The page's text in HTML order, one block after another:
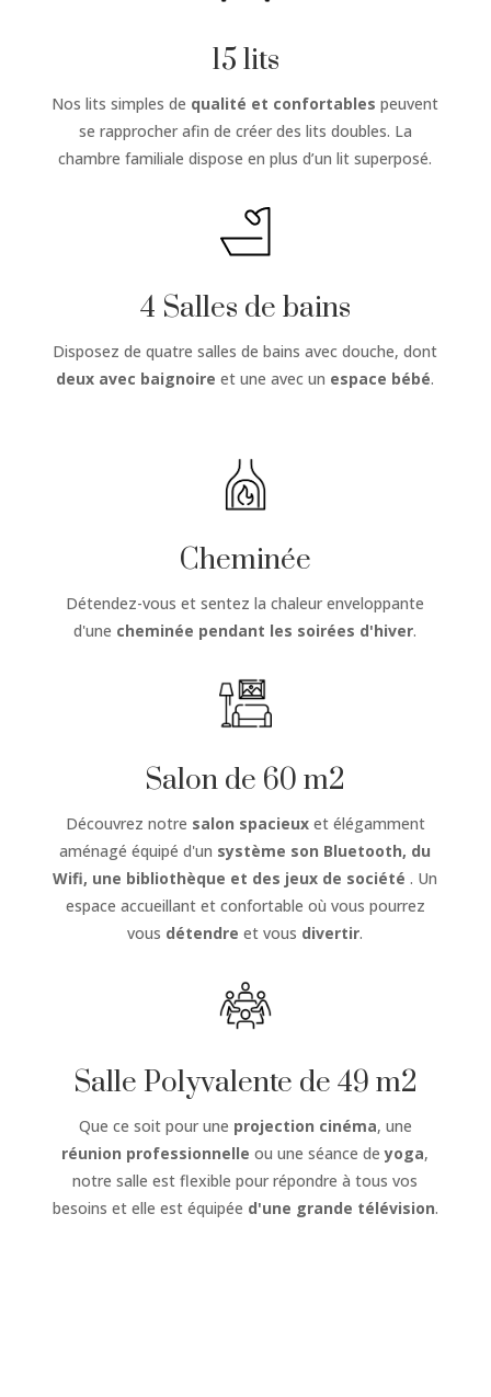
15 lits
Nos lits simples de qualité et confortables peuvent
se rapprocher afin de créer des lits doubles. La
chambre familiale dispose en plus d’un lit superposé.
4 Salles de bains
Disposez de quatre salles de bains avec douche, dont
deux avec baignoire et une avec un espace bébé.
Cheminée
Détendez-vous et sentez la chaleur enveloppante
d'une cheminée pendant les soirées d'hiver.
Salon de 60 m2
Découvrez notre salon spacieuxet élégamment
aménagé équipé d'un système son Bluetooth, du
Wifi, une bibliothèque et des jeux de société. Un
espace accueillant et confortable où vous pourrez
vous détendre et vous divertir.
Salle Polyvalente de 49 m2
Que ce soit pour une projection cinéma, une
réunion professionnelle ou une séance deyoga,
notre salle est flexible pour répondre à tous vos
besoins et elle est équipée d'une grande télévision.